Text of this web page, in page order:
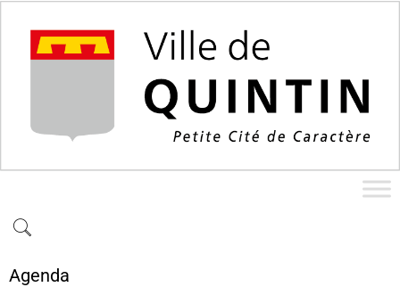
Agenda